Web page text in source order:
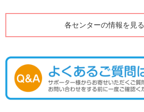
各センターの情報を見る